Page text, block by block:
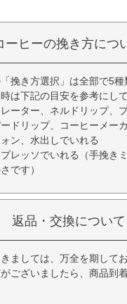
ーヒーの挽き方につ
挽き方選択」は全部で5
は下記の目安を参考にして
ーター、ネルドリップ、
ドリップ、コーヒーメー
ン、水出しでいれる
レッソでいれる（手挽き
です）
返品・交換について
ましては、万全を期して
ございましたら、商品到